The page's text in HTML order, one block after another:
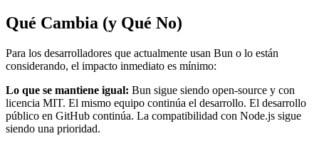
Qué Cambia (y Qué No)
Para los desarrolladores que actualmente usan Bun o lo están
considerando, el impacto inmediato es mínimo:
Lo que se mantiene igual: Bun sigue siendo open-source y con
licencia MIT. El mismo equipo continúa el desarrollo. El desarrollo
público en GitHub continúa. La compatibilidad con Node.js sigue
siendo una prioridad.